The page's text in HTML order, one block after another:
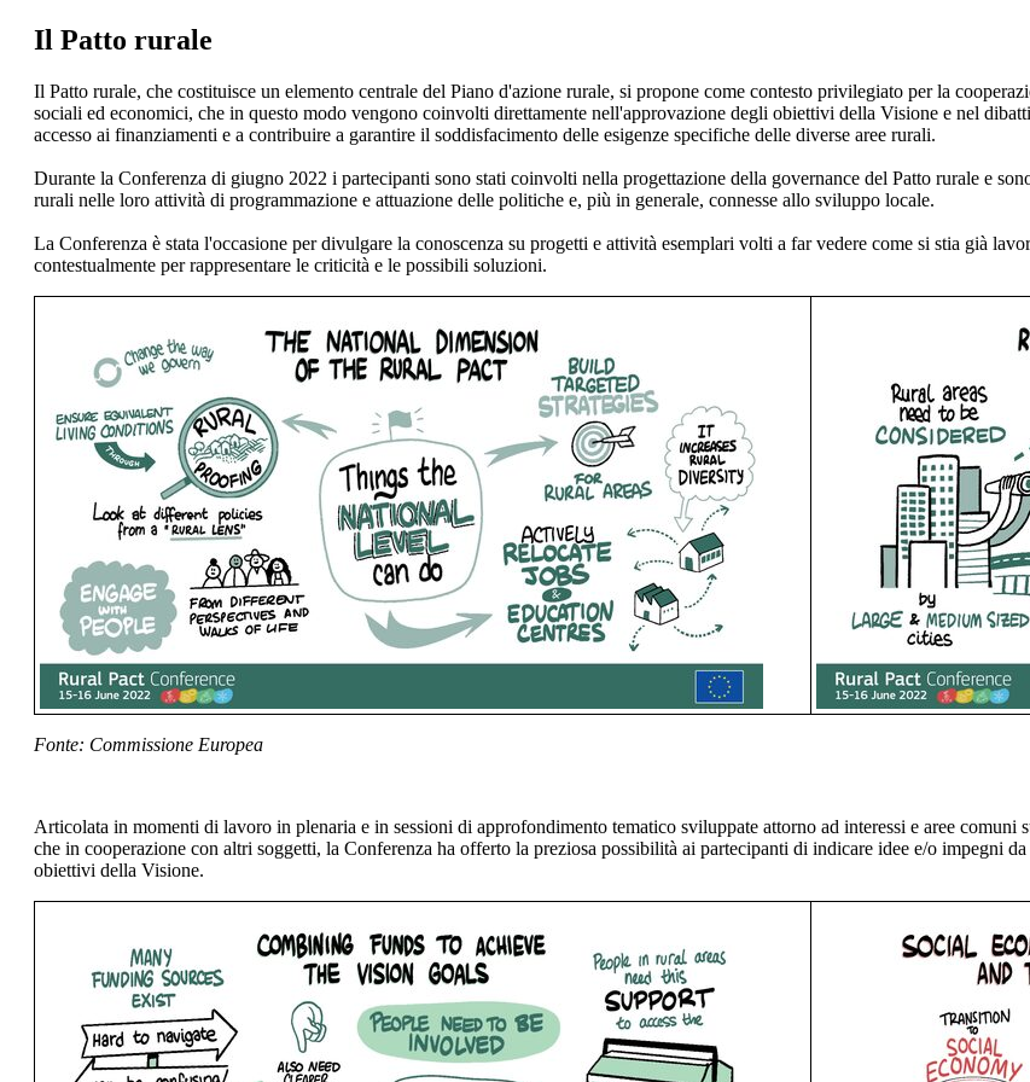
Il Patto rurale
Il Patto rurale, che costituisce un elemento centrale del Piano d'azione rurale, si propone come contesto privilegiato per la
sociali ed economici, che in questo modo vengono coinvolti direttamente nell'approvazione degli obiettivi della Visione e nel
accesso ai finanziamenti e a contribuire a garantire il soddisfacimento delle esigenze specifiche delle diverse aree rurali.
Durante la Conferenza di giugno 2022 i partecipanti sono stati coinvolti nella progettazione della governance del Patto rurale e
rurali nelle loro attività di programmazione e attuazione delle politiche e, più in generale, connesse allo sviluppo locale.
La Conferenza è stata l'occasione per divulgare la conoscenza su progetti e attività esemplari volti a far vedere come si stia già
contestualmente per rappresentare le criticità e le possibili soluzioni.
Fonte: Commissione Europea
Articolata in momenti di lavoro in plenaria e in sessioni di approfondimento tematico sviluppate attorno ad interessi e aree
che in cooperazione con altri soggetti, la Conferenza ha offerto la preziosa possibilità ai partecipanti di indicare idee e/o impegni
obiettivi della Visione.